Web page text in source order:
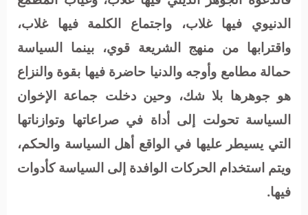
الدنيوي فيها غلاب، واجتماع الكلمة فيها غلاب،
واقترابها من منهج الشريعة قوي، بينما السياسة
حمالة مطامع وأوجه والدنيا حاضرة فيها بقوة والنزاع
هو جوهرها بلا شك، وحين دخلت جماعة الإخوان
السياسة تحولت إلى أداة في صراعاتها وتوازناتها
التي يسيطر عليها في الواقع أهل السياسة والحكم،
ويتم استخدام الحركات الوافدة إلى السياسة كأدوات
فيها.